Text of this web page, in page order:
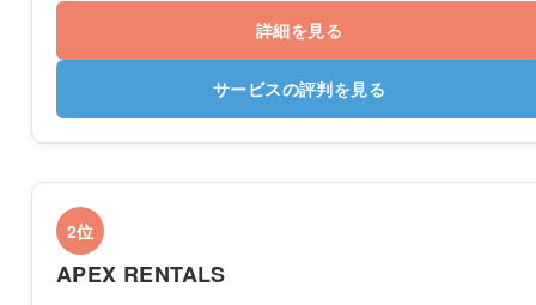
詳細を見る
サービスの評判を見る
2位
APEX RENTALS